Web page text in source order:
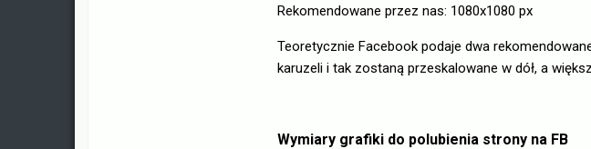
Rekomendowane przez nas: 1080x1080 px
Teoretycznie Facebook podaje dwa
karuzeli i tak zostaną przeskalowane w dół, a
Wymiary grafiki do polubienia strony na FB